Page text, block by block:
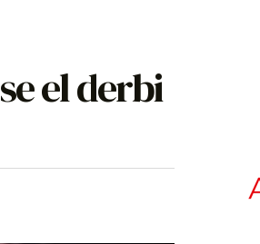
el derbi